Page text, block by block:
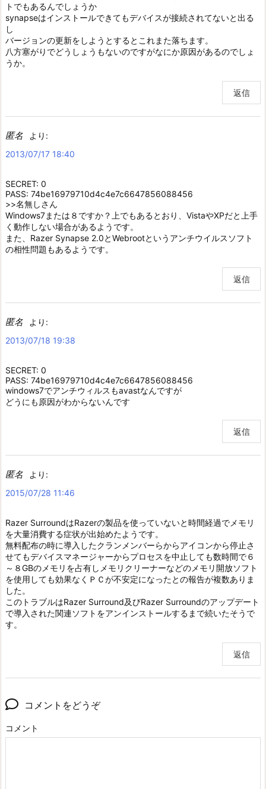
トでもあるんでしょうか
synapseはインストールできてもデバイスが接続されてないと出る
し
バージョンの更新をしようとするとこれまた落ちます。
八方塞がりでどうしょうもないのですがなにか原因があるのでしょ
うか。
返信
匿名
より:
2013/07/17 18:40
SECRET: 0
PASS: 74be16979710d4c4e7c6647856088456
>>名無しさん
Windows7または８ですか？上でもあるとおり、VistaやXPだと上手
く動作しない場合があるようです。
また、Razer Synapse 2.0とWebrootというアンチウイルスソフト
の相性問題もあるようです。
返信
匿名
より:
2013/07/18 19:38
SECRET: 0
PASS: 74be16979710d4c4e7c6647856088456
windows7でアンチウィルスもavastなんですが
どうにも原因がわからないんです
返信
匿名
より:
2015/07/28 11:46
Razer SurroundはRazerの製品を使っていないと時間経過でメモリ
を大量消費する症状が出始めたようです。
無料配布の時に導入したクランメンバーらからアイコンから停止さ
せてもデバイスマネージャーからプロセスを中止しても数時間で６
～８GBのメモリを占有しメモリクリーナーなどのメモリ開放ソフト
を使用しても効果なくＰＣが不安定になったとの報告が複数ありま
した。
このトラブルはRazer Surround及びRazer Surroundのアップデート
で導入された関連ソフトをアンインストールするまで続いたそうで
す。
返信
コメントをどうぞ
コメント